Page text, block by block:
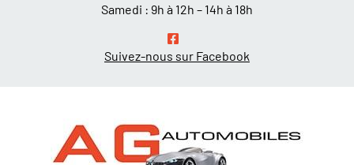
Samedi : 9h à 12h – 14h à 18h
Suivez-nous sur Facebook